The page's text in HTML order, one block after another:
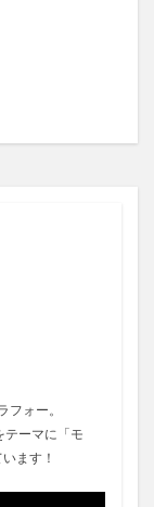
フォー。
ーマに「モ
ます！